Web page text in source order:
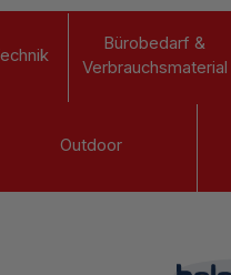
Bürobedarf &
Verbrauchsmaterial
Outdoor